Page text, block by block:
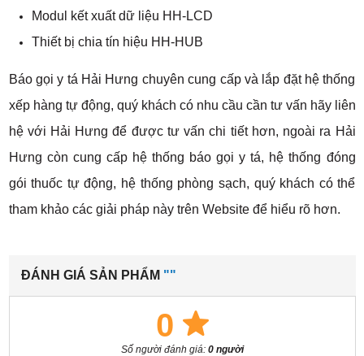
Modul kết xuất dữ liệu HH-LCD
Thiết bị chia tín hiệu HH-HUB
Báo gọi y tá Hải Hưng chuyên cung cấp và lắp đặt hệ thống
xếp hàng tự động, quý khách có nhu cầu cần tư vấn hãy liên
hệ với Hải Hưng để được tư vấn chi tiết hơn, ngoài ra Hải
Hưng còn cung cấp hệ thống báo gọi y tá, hệ thống đóng
gói thuốc tự động, hệ thống phòng sạch, quý khách có thể
tham khảo các giải pháp này trên Website để hiểu rõ hơn.
ĐÁNH GIÁ SẢN PHẨM ""
0
Số người đánh giá: 0 người